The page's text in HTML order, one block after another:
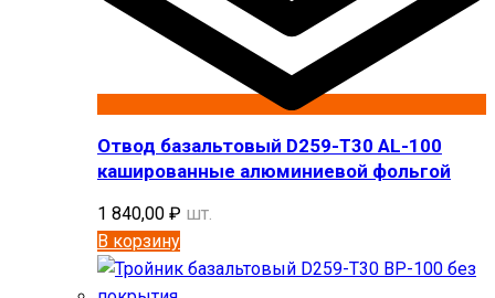
Отвод базальтовый D259-T30 AL-100
кашированные алюминиевой фольгой
1 840,00 ₽ шт.
В корзину